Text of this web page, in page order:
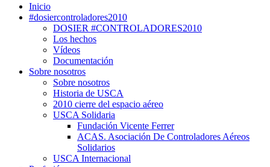
Inicio
#dosiercontroladores2010
DOSIER #CONTROLADORES2010
Los hechos
Vídeos
Documentación
Sobre nosotros
Sobre nosotros
Historia de USCA
2010 cierre del espacio aéreo
USCA Solidaria
Fundación Vicente Ferrer
ACAS. Asociación De Controladores Aéreos
Solidarios
USCA Internacional